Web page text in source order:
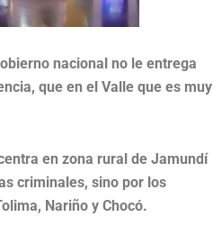
nacional no le entrega
que en el Valle que es muy
en zona rural de Jamundí
criminales, sino por los
Nariño y Chocó.